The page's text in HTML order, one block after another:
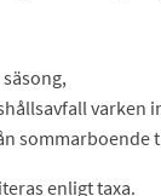
varken
sommarboende
enligt taxa.